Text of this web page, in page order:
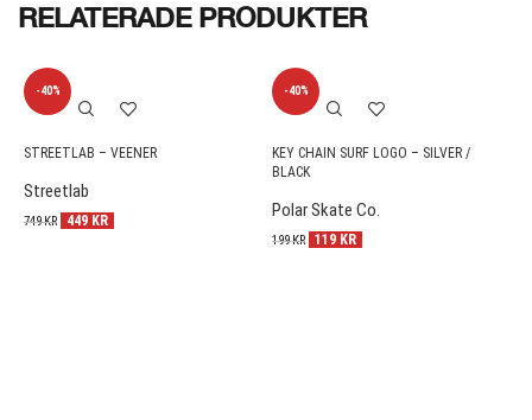
RELATERADE PRODUKTER
-40%
STREETLAB – VEENER
Streetlab
749KR 449 KR
-40%
KEY CHAIN SURF LOGO – SILVER /
BLACK
Polar Skate Co.
199KR 119 KR